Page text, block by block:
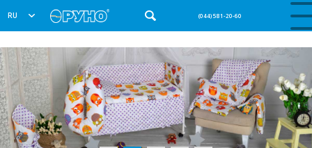
RU (044) 581-20-60